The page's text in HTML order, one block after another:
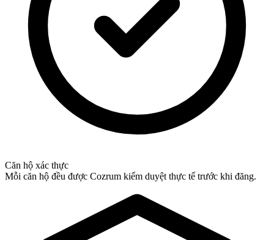
Căn hộ xác thực
Mỗi căn hộ đều được Cozrum kiểm duyệt thực tế trước khi đăng.